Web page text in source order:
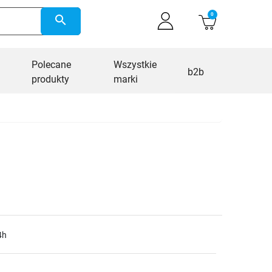
search 0
Polecane
produkty
Wszystkie
marki
b2b